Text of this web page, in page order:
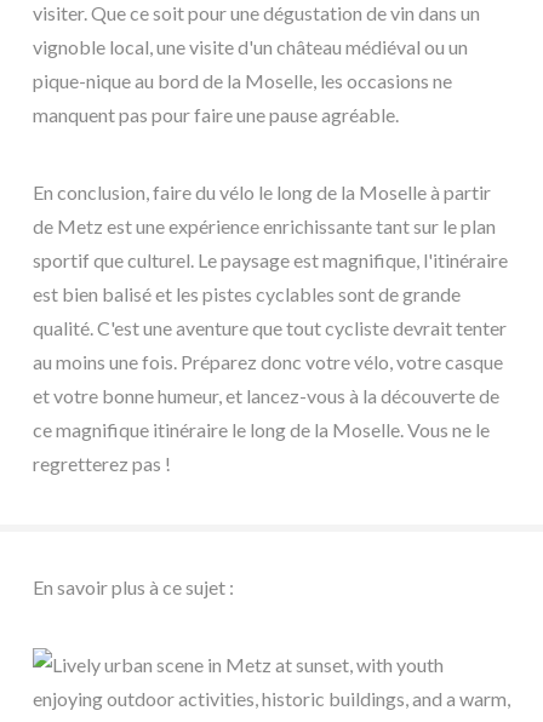
visiter. Que ce soit pour une dégustation de vin dans un
vignoble local, une visite d'un château médiéval ou un
pique-nique au bord de la Moselle, les occasions ne
manquent pas pour faire une pause agréable.
En conclusion, faire du vélo le long de la Moselle à partir
de Metz est une expérience enrichissante tant sur le plan
sportif que culturel. Le paysage est magnifique, l'itinéraire
est bien balisé et les pistes cyclables sont de grande
qualité. C'est une aventure que tout cycliste devrait tenter
au moins une fois. Préparez donc votre vélo, votre casque
et votre bonne humeur, et lancez-vous à la découverte de
ce magnifique itinéraire le long de la Moselle. Vous ne le
regretterez pas !
En savoir plus à ce sujet :